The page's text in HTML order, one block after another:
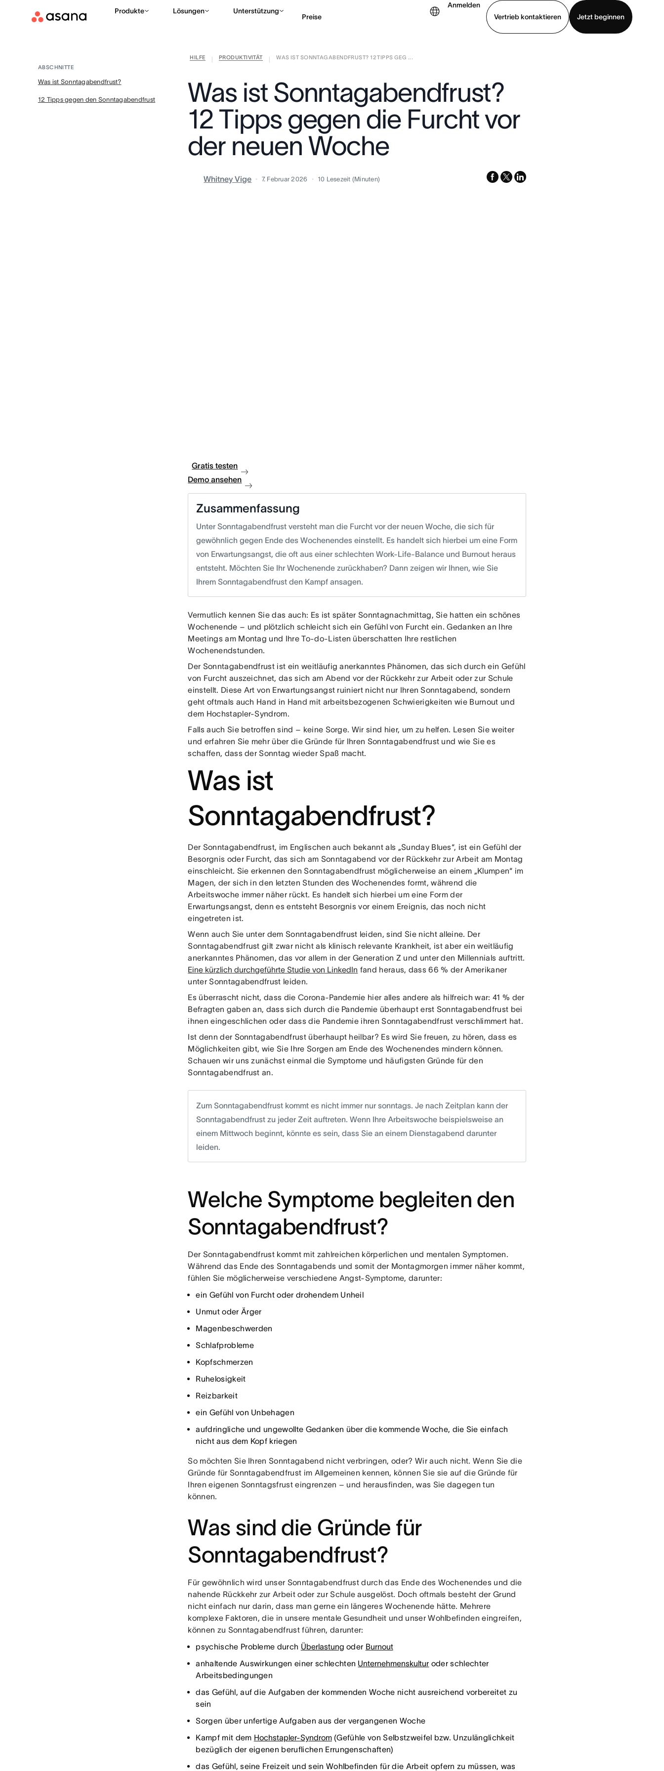
Produkte Lösungen Unterstützung
Preise
Anmelden
Vertrieb kontaktieren
Jetzt beginnen
Vertrieb kontaktieren
HILFE PRODUKTIVITÄT WAS IST SONNTAGABENDFRUST? 12 TIPPS GEG ...
Was ist Sonntagabendfrust?
12 Tipps gegen die Furcht vor
der neuen Woche
Whitney Vige 7. Februar 2026 10 Lesezeit (Minuten) facebook
x-
linkedin
ABSCHNITTE
Was ist Sonntagabendfrust?
12 Tipps gegen den Sonntagabendfrust
Gratis testen
Demo ansehen
Zusammenfassung
Unter Sonntagabendfrust versteht man die Furcht vor der neuen Woche, die sich für
gewöhnlich gegen Ende des Wochenendes einstellt. Es handelt sich hierbei um eine Form
von Erwartungsangst, die oft aus einer schlechten Work-Life-Balance und Burnout heraus
entsteht. Möchten Sie Ihr Wochenende zurückhaben? Dann zeigen wir Ihnen, wie Sie
Ihrem Sonntagabendfrust den Kampf ansagen.
Vermutlich kennen Sie das auch: Es ist später Sonntagnachmittag, Sie hatten ein schönes
Wochenende – und plötzlich schleicht sich ein Gefühl von Furcht ein. Gedanken an Ihre
Meetings am Montag und Ihre To-do-Listen überschatten Ihre restlichen
Wochenendstunden.
Der Sonntagabendfrust ist ein weitläufig anerkanntes Phänomen, das sich durch ein Gefühl
von Furcht auszeichnet, das sich am Abend vor der Rückkehr zur Arbeit oder zur Schule
einstellt. Diese Art von Erwartungsangst ruiniert nicht nur Ihren Sonntagabend, sondern
geht oftmals auch Hand in Hand mit arbeitsbezogenen Schwierigkeiten wie Burnout und
dem Hochstapler-Syndrom.
Falls auch Sie betroffen sind – keine Sorge. Wir sind hier, um zu helfen. Lesen Sie weiter
und erfahren Sie mehr über die Gründe für Ihren Sonntagabendfrust und wie Sie es
schaffen, dass der Sonntag wieder Spaß macht.
Was ist
Sonntagabendfrust?
Der Sonntagabendfrust, im Englischen auch bekannt als „Sunday Blues“, ist ein Gefühl der
Besorgnis oder Furcht, das sich am Sonntagabend vor der Rückkehr zur Arbeit am Montag
einschleicht. Sie erkennen den Sonntagabendfrust möglicherweise an einem „Klumpen“ im
Magen, der sich in den letzten Stunden des Wochenendes formt, während die
Arbeitswoche immer näher rückt. Es handelt sich hierbei um eine Form der
Erwartungsangst, denn es entsteht Besorgnis vor einem Ereignis, das noch nicht
eingetreten ist.
Wenn auch Sie unter dem Sonntagabendfrust leiden, sind Sie nicht alleine. Der
Sonntagabendfrust gilt zwar nicht als klinisch relevante Krankheit, ist aber ein weitläufig
anerkanntes Phänomen, das vor allem in der Generation Z und unter den Millennials auftritt.
Eine kürzlich durchgeführte Studie von LinkedIn fand heraus, dass 66 % der Amerikaner
unter Sonntagabendfrust leiden.
Es überrascht nicht, dass die Corona-Pandemie hier alles andere als hilfreich war: 41 % der
Befragten gaben an, dass sich durch die Pandemie überhaupt erst Sonntagabendfrust bei
ihnen eingeschlichen oder dass die Pandemie ihren Sonntagabendfrust verschlimmert hat.
Ist denn der Sonntagabendfrust überhaupt heilbar? Es wird Sie freuen, zu hören, dass es
Möglichkeiten gibt, wie Sie Ihre Sorgen am Ende des Wochenendes mindern können.
Schauen wir uns zunächst einmal die Symptome und häufigsten Gründe für den
Sonntagabendfrust an.
Zum Sonntagabendfrust kommt es nicht immer nur sonntags. Je nach Zeitplan kann der
Sonntagabendfrust zu jeder Zeit auftreten. Wenn Ihre Arbeitswoche beispielsweise an
einem Mittwoch beginnt, könnte es sein, dass Sie an einem Dienstagabend darunter
leiden.
Welche Symptome begleiten den
Sonntagabendfrust?
Der Sonntagabendfrust kommt mit zahlreichen körperlichen und mentalen Symptomen.
Während das Ende des Sonntagabends und somit der Montagmorgen immer näher kommt,
fühlen Sie möglicherweise verschiedene Angst-Symptome, darunter:
ein Gefühl von Furcht oder drohendem Unheil
Unmut oder Ärger
Magenbeschwerden
Schlafprobleme
Kopfschmerzen
Ruhelosigkeit
Reizbarkeit
ein Gefühl von Unbehagen
aufdringliche und ungewollte Gedanken über die kommende Woche, die Sie einfach
nicht aus dem Kopf kriegen
So möchten Sie Ihren Sonntagabend nicht verbringen, oder? Wir auch nicht. Wenn Sie die
Gründe für Sonntagabendfrust im Allgemeinen kennen, können Sie sie auf die Gründe für
Ihren eigenen Sonntagsfrust eingrenzen – und herausfinden, was Sie dagegen tun
können.
Was sind die Gründe für
Sonntagabendfrust?
Für gewöhnlich wird unser Sonntagabendfrust durch das Ende des Wochenendes und die
nahende Rückkehr zur Arbeit oder zur Schule ausgelöst. Doch oftmals besteht der Grund
nicht einfach nur darin, dass man gerne ein längeres Wochenende hätte. Mehrere
komplexe Faktoren, die in unsere mentale Gesundheit und unser Wohlbefinden eingreifen,
können zu Sonntagabendfrust führen, darunter:
psychische Probleme durch Überlastung oder Burnout
anhaltende Auswirkungen einer schlechten Unternehmenskultur oder schlechter
Arbeitsbedingungen
das Gefühl, auf die Aufgaben der kommenden Woche nicht ausreichend vorbereitet zu
sein
Sorgen über unfertige Aufgaben aus der vergangenen Woche
Kampf mit dem Hochstapler-Syndrom(Gefühle von Selbstzweifel bzw. Unzulänglichkeit
bezüglich der eigenen beruflichen Errungenschaften)
das Gefühl, seine Freizeit und sein Wohlbefinden für die Arbeit opfern zu müssen, was